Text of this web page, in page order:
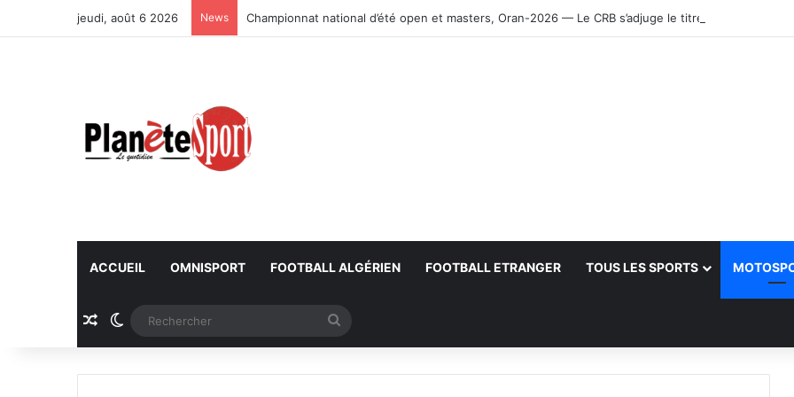
jeudi, août 6 2026 News Championnat national d’été open et masters, Oran-2026 — Le CRB s’adjuge le titre
ACCUEIL OMNISPORT FOOTBALL ALGÉRIEN FOOTBALL ETRANGER TOUS LES SPORTS
Article Aléatoire
Switch skin